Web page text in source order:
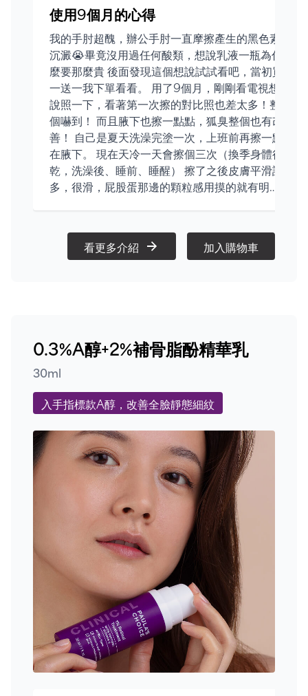
使用9個月的心得
我的手肘超醜，辦公手肘一直摩擦產生的黑色素
沉澱😭畢竟沒用過任何酸類，想說乳液一瓶為什
麼要那麼貴 後面發現這個想說試試看吧，當初買
一送一我下單看看。 用了9個月，剛剛看電視想
說照一下，看著第一次擦的對比照也差太多！整
個嚇到！ 而且腋下也擦一點點，狐臭整個也有改
善！ 自己是夏天洗澡完塗一次，上班前再擦一點
在腋下。 現在天冷一天會擦個三次（換季身體很
乾，洗澡後、睡前、睡醒） 擦了之後皮膚平滑許
多，很滑，屁股蛋那邊的顆粒感用摸的就有明顯
看更多介紹 加入購物車
0.3%A醇+2%補骨脂酚精華乳
30ml
入手指標款A醇，改善全臉靜態細紋